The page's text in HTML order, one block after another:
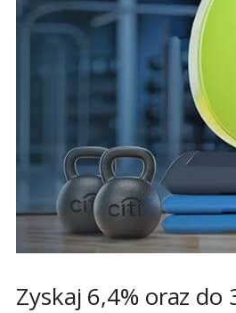
Zyskaj 6,4% oraz do